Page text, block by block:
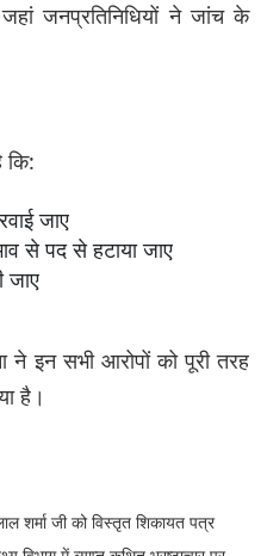
जनप्रतिनिधियों ने जांच के
कि:
जाए
से पद से हटाया जाए
जाए
इन सभी आरोपों को पूरी तरह
है।
शर्मा जी को विस्तृत शिकायत पत्र